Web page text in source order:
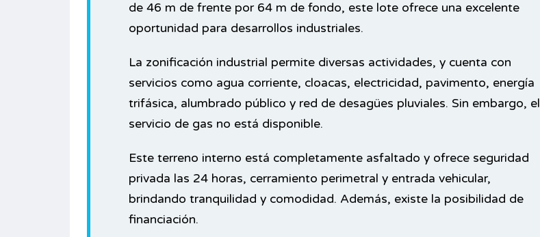
de 46 m de frente por 64 m de fondo, este lote ofrece una excelente
oportunidad para desarrollos industriales.
La zonificación industrial permite diversas actividades, y cuenta con
servicios como agua corriente, cloacas, electricidad, pavimento, energía
trifásica, alumbrado público y red de desagües pluviales. Sin embargo, el
servicio de gas no está disponible.
Este terreno interno está completamente asfaltado y ofrece seguridad
privada las 24 horas, cerramiento perimetral y entrada vehicular,
brindando tranquilidad y comodidad. Además, existe la posibilidad de
financiación.